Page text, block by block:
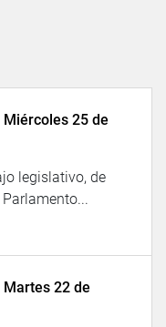
25 de
legislativo, de
22 de